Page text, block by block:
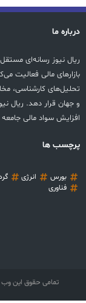
درباره ما
ریال نیوز رسانه‌ای
بازارهای مالی فعالیت
تحلیل‌های کارشناسی،
و جهان قرار دهد. ریال
افزایش سواد مالی
پرچسب ها
بورس انرژی
فناوری
تمامی حقوق این